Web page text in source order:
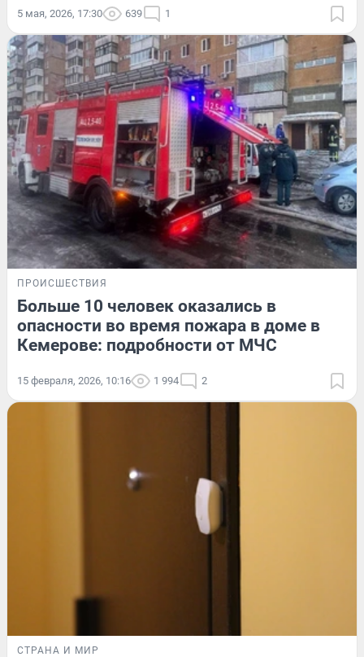
5 мая, 2026, 17:30 639 1
ПРОИСШЕСТВИЯ
Больше 10 человек оказались в
опасности во время пожара в доме в
Кемерове: подробности от МЧС
15 февраля, 2026, 10:16 1 994 2
СТРАНА И МИР